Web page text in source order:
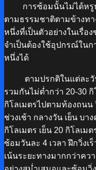
การซ้อมนั้นไม่ได้หรูห
ตามธรรมชาติตามข้างท
หนึ่งที่เป็นตัวอย่างในเรื่อ
จำเป็นต้องใช้อุปกรณ์ใน
หนึ่งได้
ตามปรกติในแต่ละวัน
รวมกันไม่ต่ำกว่า 20-30
กิโลเมตรไปตามท้องถนน
ช่วงเช้า กลางวัน เย็น บา
กิโลเมตร เย็น 20 กิโลเม
ซ้อมวันละ 4 เวลาฝึกวิ่งเ
เน้นระยะทางมากกว่าควา